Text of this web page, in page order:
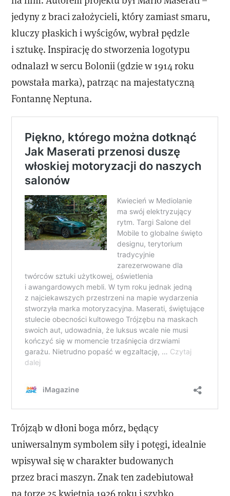
jedyny z braci założycieli, który zamiast smaru,
kluczy płaskich i wyścigów, wybrał pędzle
i sztukę. Inspirację do stworzenia logotypu
odnalazł w sercu Bolonii (gdzie w 1914 roku
powstała marka), patrząc na majestatyczną
Fontannę Neptuna.
Trójząb w dłoni boga mórz, będący
uniwersalnym symbolem siły i potęgi, idealnie
wpisywał się w charakter budowanych
przez braci maszyn. Znak ten zadebiutował
na torze 25 kwietnia 1926 roku i szybko